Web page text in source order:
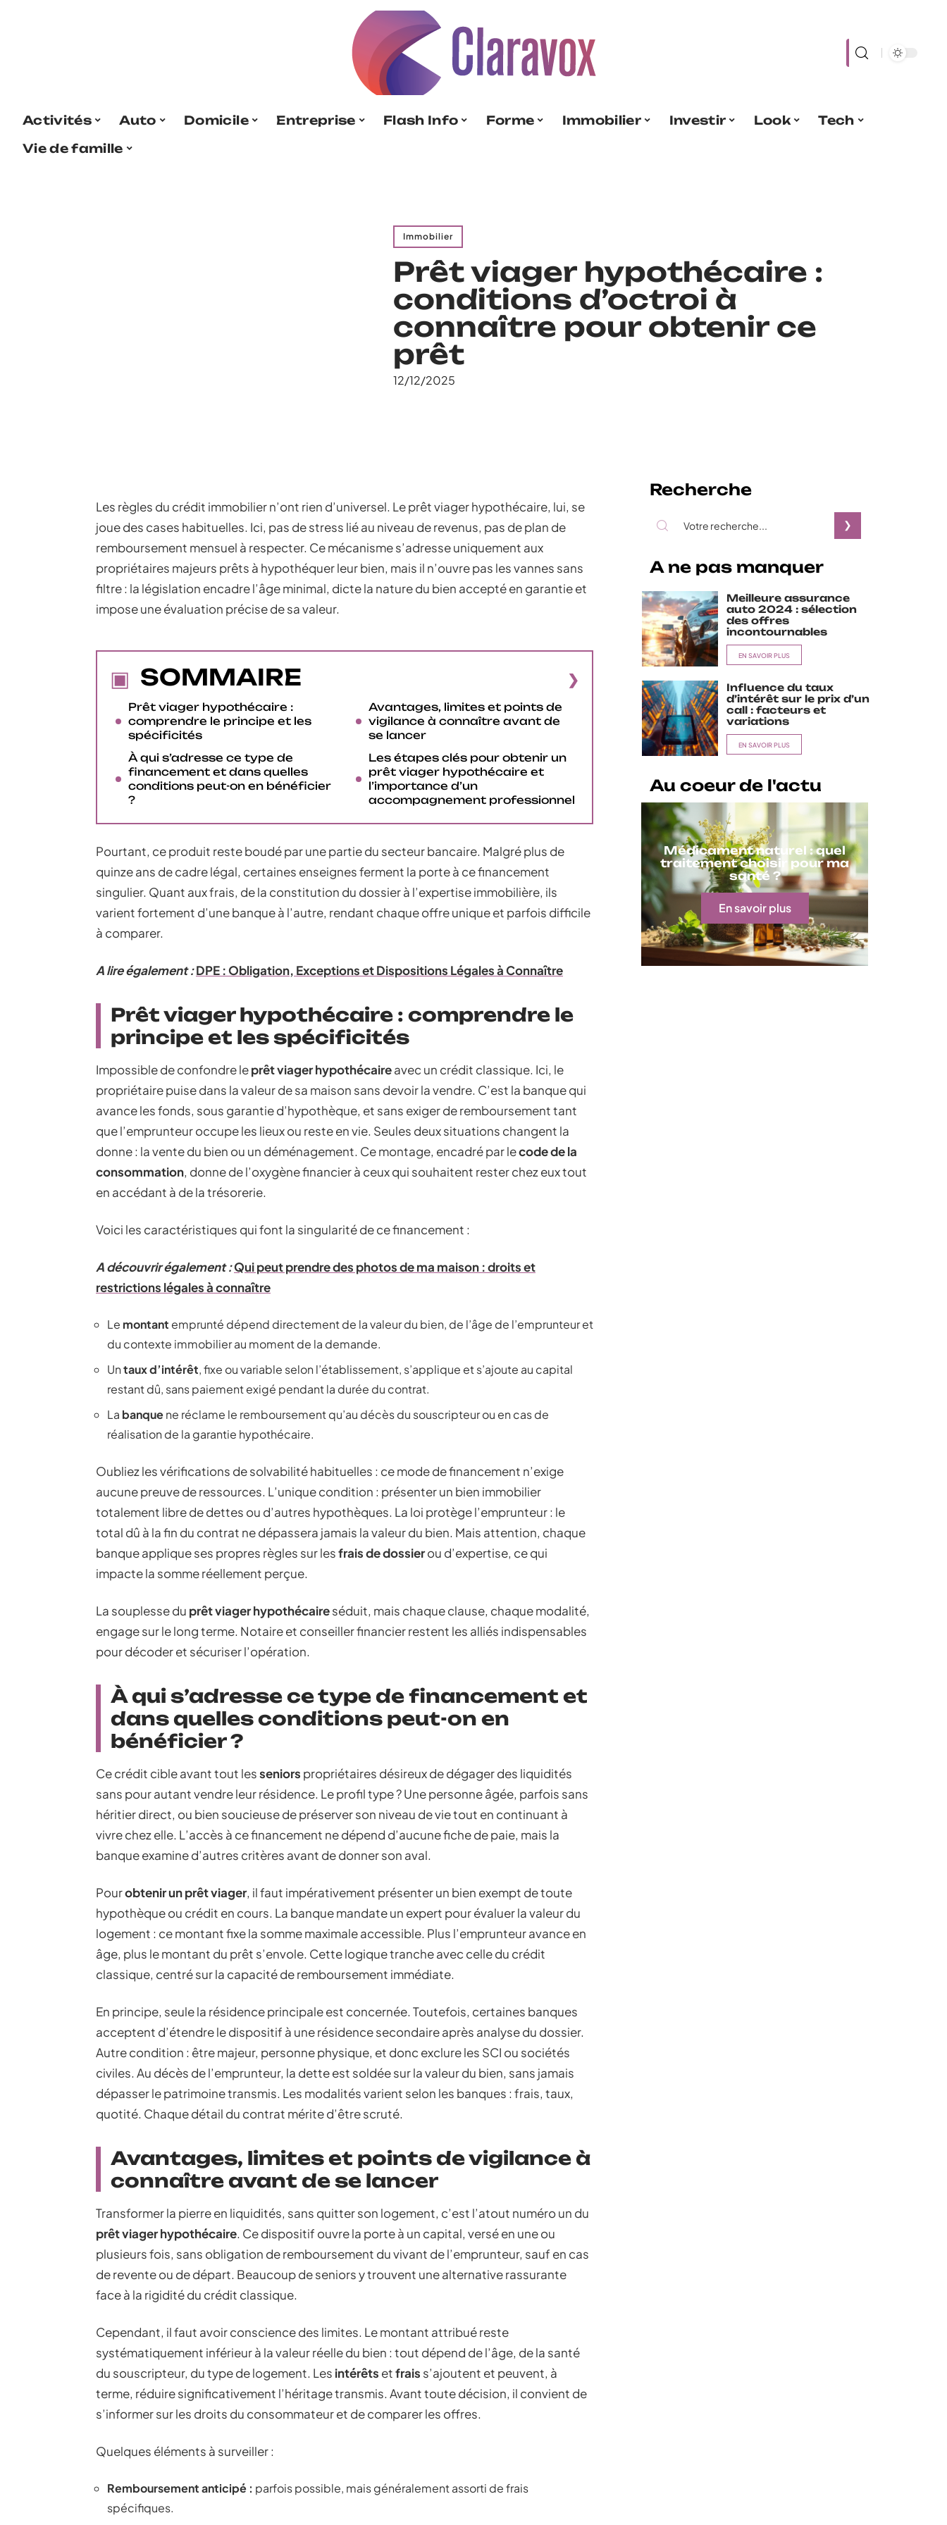
Activités Auto Domicile Entreprise Flash Info Forme Immobilier Investir Look
Tech
Vie de famille
Immobilier
Prêt viager hypothécaire :
conditions d’octroi à
connaître pour obtenir ce
prêt
12/12/2025
Les règles du crédit immobilier n’ont rien d’universel. Le prêt viager hypothécaire, lui, se
joue des cases habituelles. Ici, pas de stress lié au niveau de revenus, pas de plan de
remboursement mensuel à respecter. Ce mécanisme s’adresse uniquement aux
propriétaires majeurs prêts à hypothéquer leur bien, mais il n’ouvre pas les vannes sans
filtre : la législation encadre l’âge minimal, dicte la nature du bien accepté en garantie et
impose une évaluation précise de sa valeur.
SOMMAIRE
Prêt viager hypothécaire :
comprendre le principe et les
spécificités
À qui s’adresse ce type de
financement et dans quelles
conditions peut-on en bénéficier
?
Avantages, limites et points de
vigilance à connaître avant de
se lancer
Les étapes clés pour obtenir un
prêt viager hypothécaire et
l’importance d’un
accompagnement professionnel
Pourtant, ce produit reste boudé par une partie du secteur bancaire. Malgré plus de
quinze ans de cadre légal, certaines enseignes ferment la porte à ce financement
singulier. Quant aux frais, de la constitution du dossier à l’expertise immobilière, ils
varient fortement d’une banque à l’autre, rendant chaque offre unique et parfois difficile
à comparer.
A lire également :DPE : Obligation, Exceptions et Dispositions Légales à Connaître
Prêt viager hypothécaire : comprendre le
principe et les spécificités
Impossible de confondre leprêt viager hypothécaireavec un crédit classique. Ici, le
propriétaire puise dans la valeur de sa maison sans devoir la vendre. C’est la banque qui
avance les fonds, sous garantie d’hypothèque, et sans exiger de remboursement tant
que l’emprunteur occupe les lieux ou reste en vie. Seules deux situations changent la
donne : la vente du bien ou un déménagement. Ce montage, encadré par lecode de la
consommation, donne de l’oxygène financier à ceux qui souhaitent rester chez eux tout
en accédant à de la trésorerie.
Voici les caractéristiques qui font la singularité de ce financement :
A découvrir également :Qui peut prendre des photos de ma maison : droits et
restrictions légales à connaître
Le montant emprunté dépend directement de la valeur du bien, de l’âge de l’emprunteur et
du contexte immobilier au moment de la demande.
Untaux d’intérêt, fixe ou variable selon l’établissement, s’applique et s’ajoute au capital
restant dû, sans paiement exigé pendant la durée du contrat.
La banquene réclame le remboursement qu’au décès du souscripteur ou en cas de
réalisation de la garantie hypothécaire.
Oubliez les vérifications de solvabilité habituelles : ce mode de financement n’exige
aucune preuve de ressources. L’unique condition : présenter un bien immobilier
totalement libre de dettes ou d’autres hypothèques. La loi protège l’emprunteur : le
total dû à la fin du contrat ne dépassera jamais la valeur du bien. Mais attention, chaque
banque applique ses propres règles sur lesfrais de dossierou d’expertise, ce qui
impacte la somme réellement perçue.
La souplesse du prêt viager hypothécaireséduit, mais chaque clause, chaque modalité,
engage sur le long terme. Notaire et conseiller financier restent les alliés indispensables
pour décoder et sécuriser l’opération.
À qui s’adresse ce type de financement et
dans quelles conditions peut-on en
bénéficier ?
Ce crédit cible avant tout lesseniors propriétaires désireux de dégager des liquidités
sans pour autant vendre leur résidence. Le profil type ? Une personne âgée, parfois sans
héritier direct, ou bien soucieuse de préserver son niveau de vie tout en continuant à
vivre chez elle. L’accès à ce financement ne dépend d’aucune fiche de paie, mais la
banque examine d’autres critères avant de donner son aval.
Pourobtenir un prêt viager, il faut impérativement présenter un bien exempt de toute
hypothèque ou crédit en cours. La banque mandate un expert pour évaluer la valeur du
logement : ce montant fixe la somme maximale accessible. Plus l’emprunteur avance en
âge, plus le montant du prêt s’envole. Cette logique tranche avec celle du crédit
classique, centré sur la capacité de remboursement immédiate.
En principe, seule la résidence principale est concernée. Toutefois, certaines banques
acceptent d’étendre le dispositif à une résidence secondaire après analyse du dossier.
Autre condition : être majeur, personne physique, et donc exclure les SCI ou sociétés
civiles. Au décès de l’emprunteur, la dette est soldée sur la valeur du bien, sans jamais
dépasser le patrimoine transmis. Les modalités varient selon les banques : frais, taux,
quotité. Chaque détail du contrat mérite d’être scruté.
Avantages, limites et points de vigilance à
connaître avant de se lancer
Transformer la pierre en liquidités, sans quitter son logement, c’est l’atout numéro un du
prêt viager hypothécaire. Ce dispositif ouvre la porte à un capital, versé en une ou
plusieurs fois, sans obligation de remboursement du vivant de l’emprunteur, sauf en cas
de revente ou de départ. Beaucoup de seniors y trouvent une alternative rassurante
face à la rigidité du crédit classique.
Cependant, il faut avoir conscience des limites. Le montant attribué reste
systématiquement inférieur à la valeur réelle du bien : tout dépend de l’âge, de la santé
du souscripteur, du type de logement. Les intérêts etfrais s’ajoutent et peuvent, à
terme, réduire significativement l’héritage transmis. Avant toute décision, il convient de
s’informer sur les droits du consommateur et de comparer les offres.
Quelques éléments à surveiller :
Remboursement anticipé : parfois possible, mais généralement assorti de frais
spécifiques.
Recherche
A ne pas manquer
Meilleure assurance
auto 2024 : sélection
des offres
incontournables
EN SAVOIR PLUS
Influence du taux
d’intérêt sur le prix d’un
call : facteurs et
variations
EN SAVOIR PLUS
Au coeur de l'actu
Médicament naturel : quel
traitement choisir pour ma
santé ?
En savoir plus